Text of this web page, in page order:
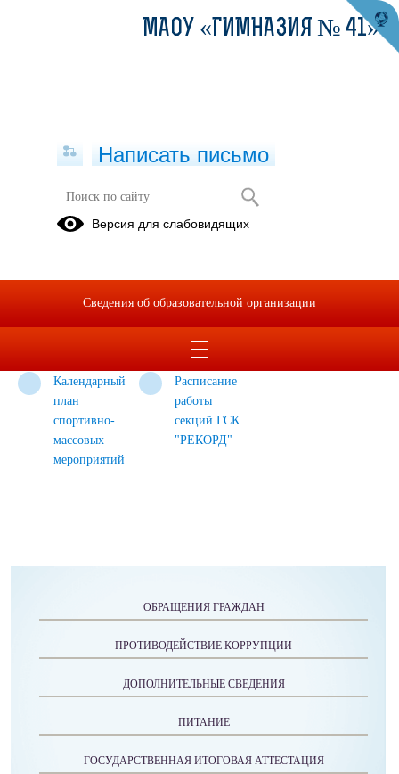
Гимназический спортивный клуб
"РЕКОРД"
гимназическом
клубе
Календарный
план
спортивно-
массовых
мероприятий
Расписание
работы
секций ГСК
"РЕКОРД"
ОБРАЩЕНИЯ ГРАЖДАН
ПРОТИВОДЕЙСТВИЕ КОРРУПЦИИ
ДОПОЛНИТЕЛЬНЫЕ СВЕДЕНИЯ
ПИТАНИЕ
ГОСУДАРСТВЕННАЯ ИТОГОВАЯ АТТЕСТАЦИЯ
МАОУ «ГИМНАЗИЯ № 41»
Написать письмо
Версия для слабовидящих
Сведения об образовательной организации